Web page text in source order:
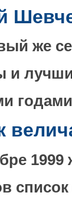
же
и
1999